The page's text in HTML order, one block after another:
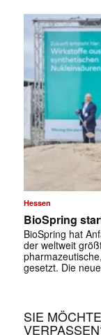
Hessen
BioSpring
BioSpring hat
der weltweit
gesetzt. Die
SIE